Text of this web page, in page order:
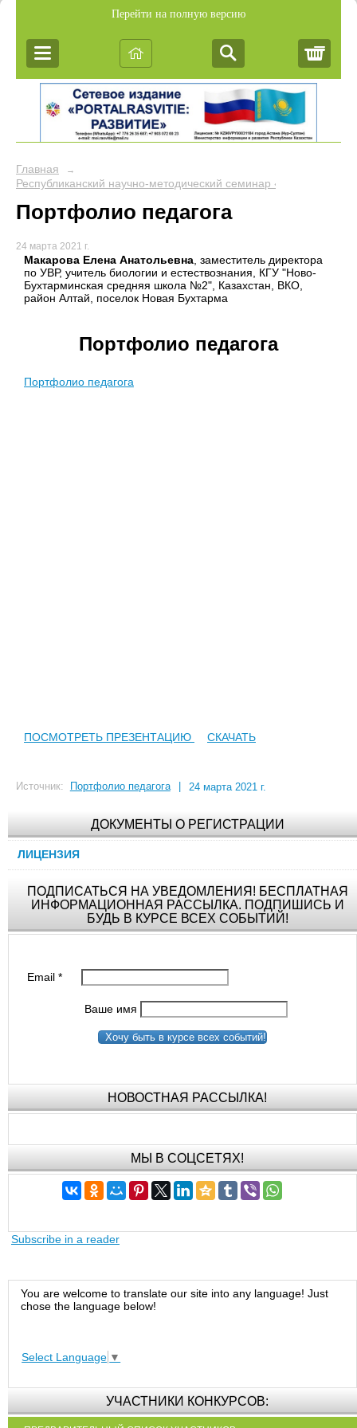
Перейти на полную версию
Главная →
Республиканский научно-методический семинар «Обобщение
Портфолио педагога
24 марта 2021 г.
Макарова Елена Анатольевна, заместитель директора
по УВР, учитель биологии и естествознания, КГУ "Ново-
Бухтарминская средняя школа №2", Казахстан, ВКО,
район Алтай, поселок Новая Бухтарма
Портфолио педагога
Портфолио педагога
ПОСМОТРЕТЬ ПРЕЗЕНТАЦИЮ СКАЧАТЬ
Источник: Портфолио педагога 24 марта 2021 г.
ДОКУМЕНТЫ О РЕГИСТРАЦИИ
ЛИЦЕНЗИЯ
ПОДПИСАТЬСЯ НА УВЕДОМЛЕНИЯ! БЕСПЛАТНАЯ
ИНФОРМАЦИОННАЯ РАССЫЛКА. ПОДПИШИСЬ И
БУДЬ В КУРСЕ ВСЕХ СОБЫТИЙ!
Email*
Ваше имя
Хочу быть в курсе всех событий!
НОВОСТНАЯ РАССЫЛКА!
МЫ В СОЦСЕТЯХ!
Subscribe in a reader
You are welcome to translate our site into any language! Just
chose the language below!
Select Language ▼
УЧАСТНИКИ КОНКУРСОВ: